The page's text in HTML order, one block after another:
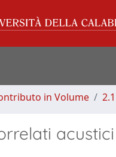
in Volume